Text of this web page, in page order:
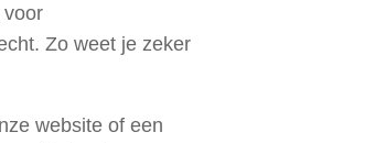
voor
Zo weet je zeker
website of een